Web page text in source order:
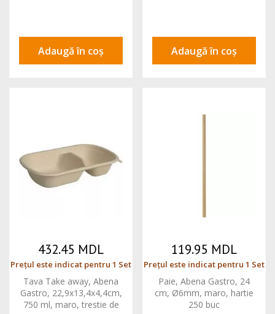
Adaugă în coș Adaugă în coș
432.45 MDL
Prețul este indicat pentru 1 Set
Tava Take away, Abena
Gastro, 22,9x13,4x4,4cm,
750 ml, maro, trestie de
119.95 MDL
Prețul este indicat pentru 1 Set
Paie, Abena Gastro, 24
cm, Ø6mm, maro, hartie
250 buc